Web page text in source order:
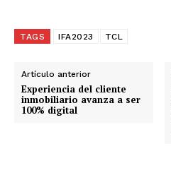
g
n
d
o
TAGS IFA2023 TCL
Artículo anterior
Experiencia del cliente
inmobiliario avanza a ser
100% digital